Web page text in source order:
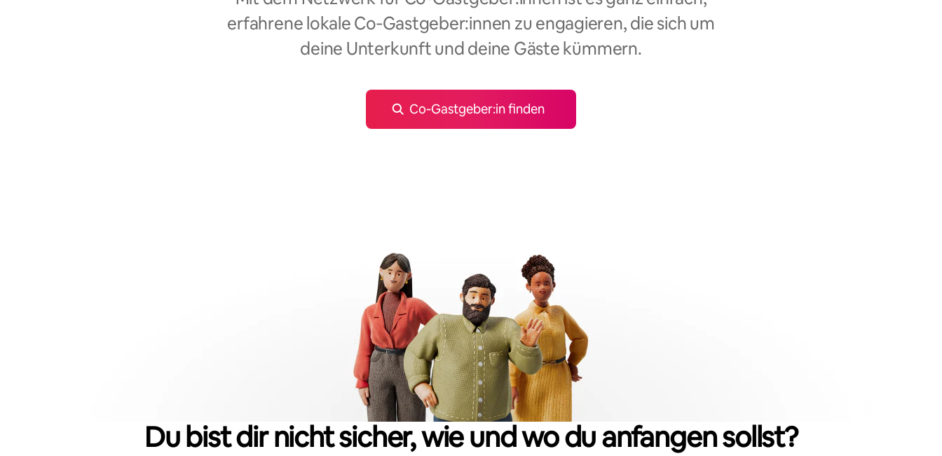
erfahrene lokale Co‑Gastgeber:innen zu engagieren, die sich um
deine Unterkunft und deine Gäste kümmern.
Co‑Gastgeber:in finden
Du bist dir nicht sicher, wie und wo du anfangen sollst?